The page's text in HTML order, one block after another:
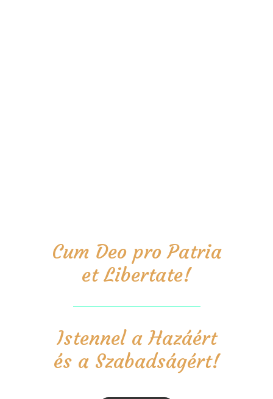
Cum Deo pro Patria
et Libertate!
Istennel a Hazáért
és a Szabadságért!